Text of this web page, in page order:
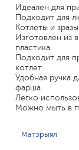
Идеален для
Подходит для
Котлеты и
Изготовлен из
пластика.
Подходит для
котлет.
Удобная ручка
фарша.
Легко
Можно мыть в
Матэрыял